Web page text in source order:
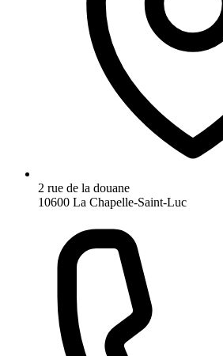
2 rue de la douane
10600 La Chapelle-Saint-Luc